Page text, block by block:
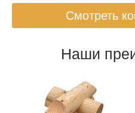
Смотреть
Наши